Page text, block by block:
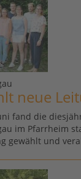
neue
fand die
im Pfarrheim
gewählt und